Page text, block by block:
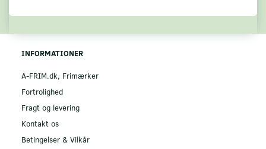
INFORMATIONER
A-FRIM.dk, Frimærker
Fortrolighed
Fragt og levering
Kontakt os
Betingelser & Vilkår